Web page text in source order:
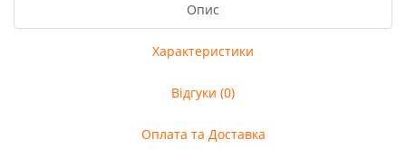
Опис
Характеристики
Відгуки (0)
Оплата та Доставка